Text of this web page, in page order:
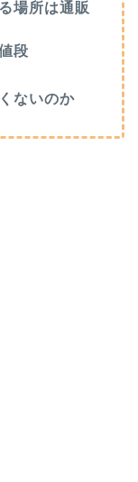
場所は通販
段
ないのか